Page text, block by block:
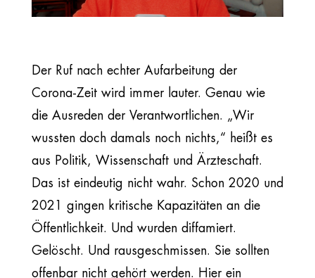
Der Ruf nach echter Aufarbeitung der
Corona-Zeit wird immer lauter. Genau wie
die Ausreden der Verantwortlichen. „Wir
wussten doch damals noch nichts,“ heißt es
aus Politik, Wissenschaft und Ärzteschaft.
Das ist eindeutig nicht wahr. Schon 2020 und
2021 gingen kritische Kapazitäten an die
Öffentlichkeit. Und wurden diffamiert.
Gelöscht. Und rausgeschmissen. Sie sollten
offenbar nicht gehört werden. Hier ein